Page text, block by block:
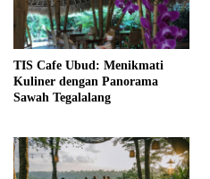
TIS Cafe Ubud: Menikmati
Kuliner dengan Panorama
Sawah Tegalalang